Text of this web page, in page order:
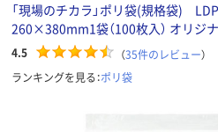
「現場のチカラ」ポリ袋(規格袋)
260×380mm1袋（100枚入） オリジ
4.5 （35件のレビュー）
ランキングを見る：ポリ袋